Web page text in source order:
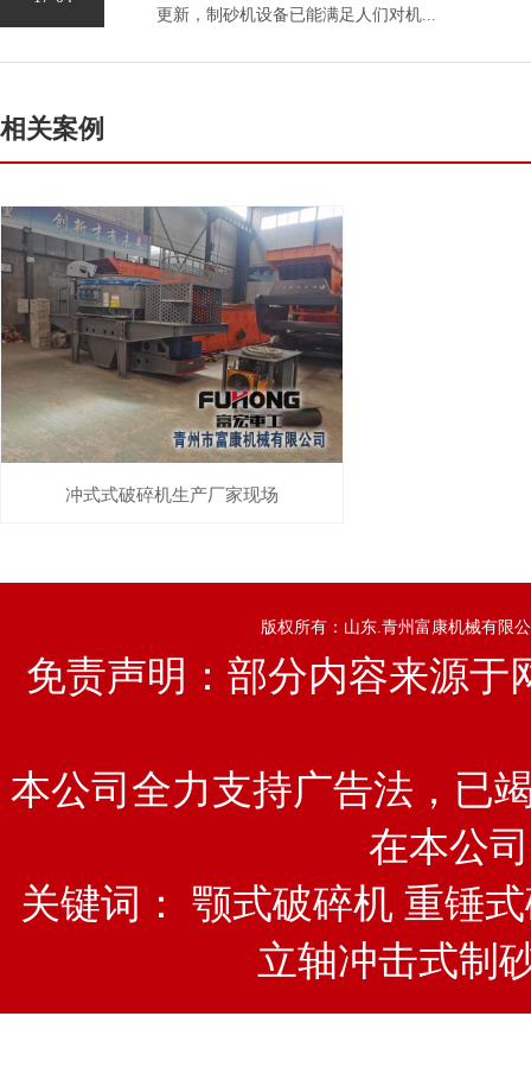
更新，制砂机设备已能满足人们对机...
相关案例
冲式式破碎机生产厂家现场
版权所有：山东.青州富康机械有限
免责声明：部分内容来源于
本公司全力支持广告法，已
在本公
关键词： 颚式破碎机 重锤
立轴冲击式制